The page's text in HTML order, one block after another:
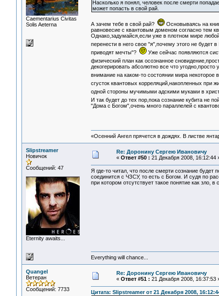
Сaementarius Civitas
Solis Aeterna
Насколько я понял, человек после смерти
может попасть в свой рай.
А зачем тебе в свой рай?
Основываясь на
равновесие с квантовым доменом согласно тем
Однако,задумайся,если уже в плотном мире
перенести в него свое "я",почему этого не будет
приводят мечты"?
Уже сейчас появляются
физический план как осознанное
декогерировать абсолютно все что угодно,просто
внимание на каком-то состоянии мира некоторое
сгусток квантовых корреляций,накопленных при
одной стороны мучимыми адскими муками в
И так будет до тех пор,пока сознание кубита не
"Дома с Богом",очень много параллелей с
«Осенний Ангел прячется в дождях. В листве
Slipstreamer
Новичок
Сообщений: 47
Eternity awaits...
Re: Доронину Сергею Ивановичу
« Ответ #50 : 21 Декабря 2008, 16:12:44
Я где-то читал, что после смерти сознание будет
соединится с ЧЗСУ, то есть с Богом. И судя по
при котором отсутствует такое понятие как зло,
Everything will chance...
Quangel
Ветеран
Сообщений: 7733
Re: Доронину Сергею Ивановичу
« Ответ #51 : 21 Декабря 2008, 16:37:53
Цитата: Slipstreamer от 21 Декабря 2008,